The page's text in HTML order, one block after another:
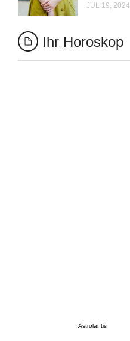
JUL 19, 2024
Ihr Horoskop
Astrolantis